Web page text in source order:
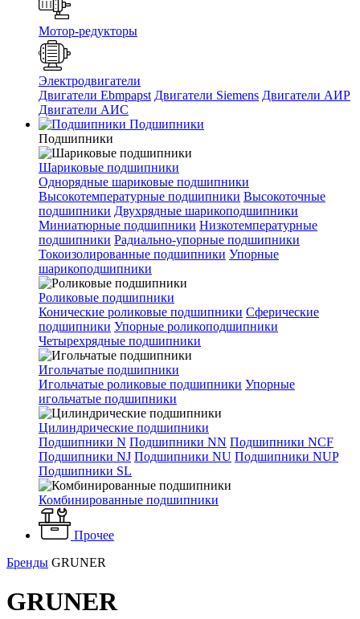
Мотор-редукторы
Электродвигатели
Двигатели Ebmpapst Двигатели Siemens Двигатели АИР
Двигатели АИС
Подшипники
Подшипники
Шариковые подшипники
Однорядные шариковые подшипники
Высокотемпературные подшипники Высокоточные
подшипники Двухрядные шарикоподшипники
Миниатюрные подшипники Низкотемпературные
подшипники Радиально-упорные подшипники
Токоизолированные подшипники Упорные
шарикоподшипники
Роликовые подшипники
Конические роликовые подшипники Сферические
подшипники Упорные роликоподшипники
Четырехрядные подшипники
Игольчатые подшипники
Игольчатые роликовые подшипники Упорные
игольчатые подшипники
Цилиндрические подшипники
Подшипники N Подшипники NN Подшипники NCF
Подшипники NJ Подшипники NU Подшипники NUP
Подшипники SL
Комбинированные подшипники
Прочее
Бренды GRUNER
GRUNER